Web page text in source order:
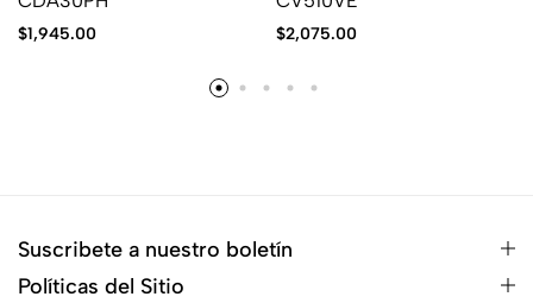
$1,945.00 $2,075.00
Suscribete a nuestro boletín
Políticas del Sitio